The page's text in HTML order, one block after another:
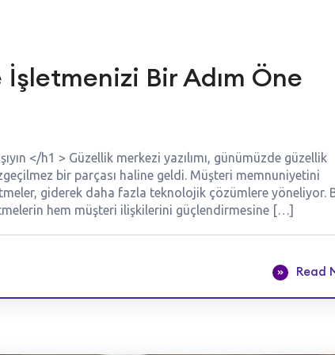
İşletmenizi Bir Adım Öne
</h1 > Güzellik merkezi yazılımı, günümüzde güzellik
bir parçası haline geldi. Müşteri memnuniyetini
giderek daha fazla teknolojik çözümlere yöneliyor.
hem müşteri ilişkilerini güçlendirmesine […]
Read